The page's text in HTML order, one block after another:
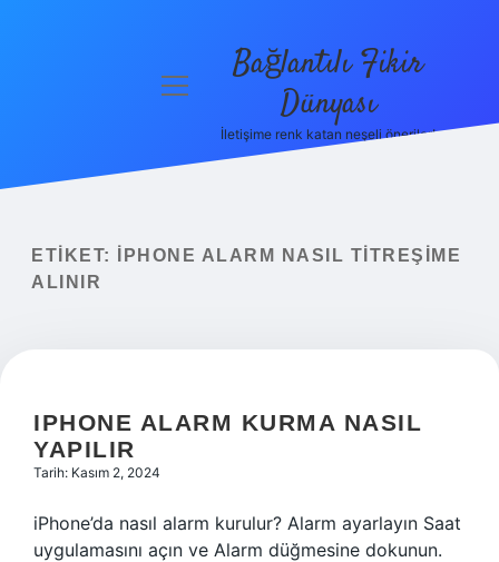
Yasal Uyarı
menüyü
Bağlantılı Fikir
Dünyası
İletişime renk katan neşeli öneriler!
ETIKET:
IPHONE ALARM NASIL TITREŞIME
ALINIR
IPHONE ALARM KURMA NASIL
YAPILIR
Tarih: Kasım 2, 2024
iPhone’da nasıl alarm kurulur? Alarm ayarlayın Saat
uygulamasını açın ve Alarm düğmesine dokunun.